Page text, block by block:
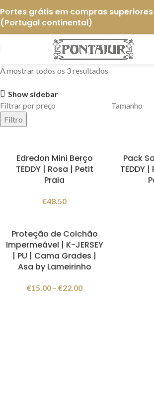
Portes grátis em compras
(Portugal continental)
A mostrar todos os 3 resultados
Show sidebar
Filtrar por preço
Tamanho
Filtro
Edredon Mini Berço
TEDDY | Rosa | Petit
Praia
€48.50
Pack
TEDDY
Proteção de Colchão
Impermeável | K-JERSEY
| PU | Cama Grades |
Asa by Lameirinho
€15.00 – €22.00